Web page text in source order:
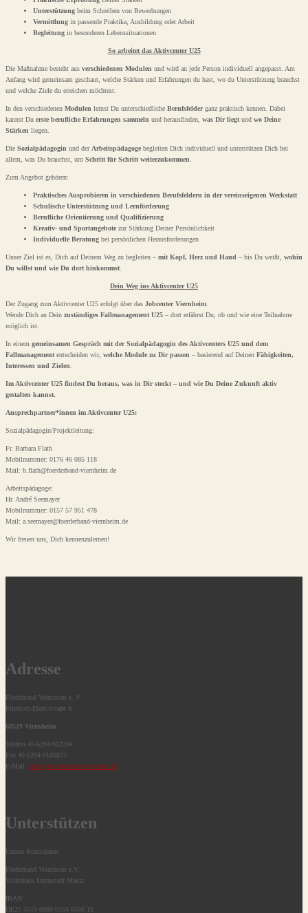
Unterstützung beim Schreiben von Bewerbungen
Vermittlung in passende Praktika, Ausbildung oder Arbeit
Begleitung in besonderen Lebenssituationen
So arbeitet das Aktivcenter U25
Die Maßnahme besteht aus verschiedenen Modulen und wird an jede Person individuell angepasst. Am
Anfang wird gemeinsam geschaut, welche Stärken und Erfahrungen du hast, wo du Unterstützung brauchst
und welche Ziele du erreichen möchtest.
In den verschiedenen Modulen lernst Du unterschiedliche Berufsfelderganz praktisch kennen. Dabei
kannst Du erste berufliche Erfahrungen sammeln und herausfinden, was Dir liegt und wo Deine
Stärken liegen.
Die Sozialpädagogin und der Arbeitspädagoge begleiten Dich individuell und unterstützen Dich bei
allem, was Du brauchst, um Schritt für Schritt weiterzukommen
Zum Angebot gehören:
Praktisches Ausprobieren in verschiedenen Berufsfeldern in der vereinseigenen Werkstatt
Schulische Unterstützung und Lernförderung
Berufliche Orientierung und Qualifizierung
Kreativ- und Sportangebote zur Stärkung Deiner Persönlichkeit
Individuelle Beratung bei persönlichen Herausforderungen
Unser Ziel ist es, Dich auf Deinem Weg zu begleiten – mit Kopf, Herz und Hand – bis Du weißt, wohin
Du willst und wie Du dort hinkommst
Dein Weg ins Aktivcenter U25
Der Zugang zum Aktivcenter U25 erfolgt über das Jobcenter Viernheim
Wende Dich an Dein zuständiges Fallmanagement U25 – dort erfährst Du, ob und wie eine Teilnahme
möglich ist.
In einem gemeinsamen Gespräch mit der Sozialpädagogin des Aktivcenters U25 und dem
Fallmanagement entscheiden wir, welche Module zu Dir passen – basierend auf Deinen Fähigkeiten,
Interessen und Zielen
Im Aktivcenter U25 findest Du heraus, was in Dir steckt – und wie Du Deine Zukunft aktiv
gestalten kannst.
Ansprechpartner*innen im Aktivcenter U25:
Sozialpädagogin/Projektleitung:
Fr. Barbara Flath
Mobilnummer: 0176 46 085 118
Mail: b.flath@foerderband-viernheim.de
Arbeitspädagoge:
Hr. André Seemayer
Mobilnummer: 0157 57 951 478
Mail: a.seemayer@foerderband-viernheim.de
Wir freuen uns, Dich kennenzulernen!
Adresse
Förderband Viernheim e. V.
Friedrich-Ebert-Straße 8
68519 Viernheim
Telefon 49-6204-912394
Fax 49-6204-9180872
E-Mail: info(at)foerderband-viernheim.de
Unterstützen
Unsere Kontodaten:
Förderband Viernheim e.V.
Volksbank Darmstadt Mainz
IBAN:
DE25 5519 0000 0156 6560 19